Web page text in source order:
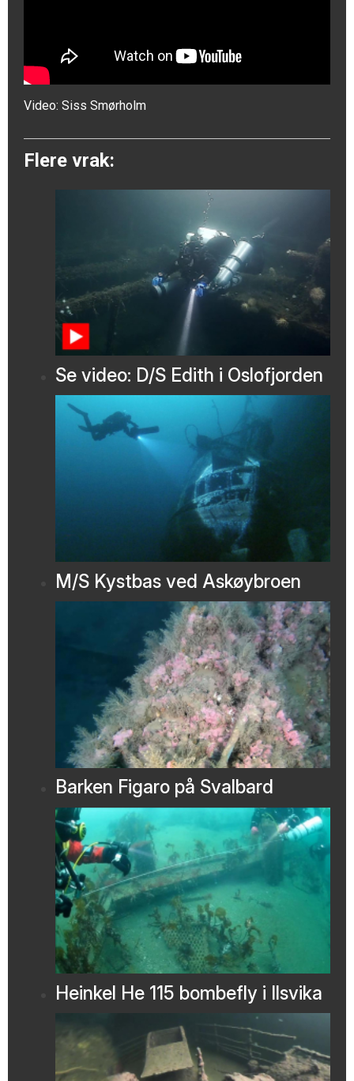
Video: Siss Smørholm
Flere vrak:
Se video: D/S Edith i Oslofjorden
M/S Kystbas ved Askøybroen
Barken Figaro på Svalbard
Heinkel He 115 bombefly i Ilsvika